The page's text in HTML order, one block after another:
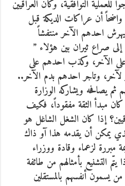
التوافقية، وكأن العراقيين
أن عراكات الديكة قبل
احدهم الآخر منتفشاً
صراع ثيران بين هؤلاء ”
الآخر، وكذب احدهم على
وتاجر احدهم بدم الآخر..
ثم يصافحه ويشاركه الوزارة
مبدأ الثقة مفقوداً، فكيف
إذا كان الشغل الشاغل هو
يمكن أن يقدمه هذا آو ذاك
مبررة لزعماء وقادة ووزراء
يتّم التشنيع بأمثالهم من طائفة
أنفسهم بالمستقلين